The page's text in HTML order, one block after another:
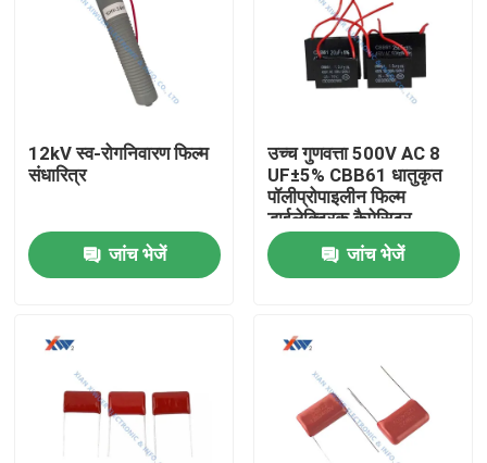
उत्पादों
12kV स्व-रोगनिवारण फिल्म
संधारित्र
जांच भेजें
उच्च गुणवत्ता 500V AC 8
UF±5% CBB61 धातुकृत
पॉलीप्रोपाइलीन फिल्म
डाईलेक्ट्रिक कैपेसिटर
जांच भेजें